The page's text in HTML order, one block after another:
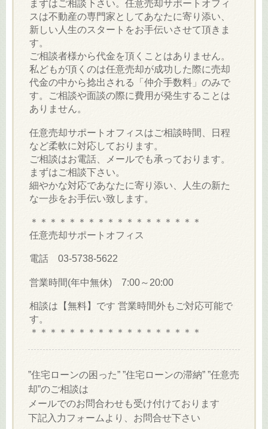
まずはご相談下さい。任意売却サポートオフィ
スは不動産の専門家としてあなたに寄り添い、
新しい人生のスタートをお手伝いさせて頂きま
す。
ご相談者様から代金を頂くことはありません。
私どもが頂くのは任意売却が成功した際に売却
代金の中から捻出される「仲介手数料」のみで
す。ご相談や面談の際に費用が発生することは
ありません。
任意売却サポートオフィスはご相談時間、日程
など柔軟に対応しております。
ご相談はお電話、メールでも承っております。
まずはご相談下さい。
細やかな対応であなたに寄り添い、人生の新た
な一歩をお手伝い致します。
＊＊＊＊＊＊＊＊＊＊＊＊＊＊＊＊＊＊
任意売却サポートオフィス
電話 03-5738-5622
営業時間(年中無休) 7:00～20:00
相談は【無料】です 営業時間外もご対応可能で
す。
＊＊＊＊＊＊＊＊＊＊＊＊＊＊＊＊＊＊
”住宅ローンの困った” ”住宅ローンの滞納” ”任意売
却”のご相談は
メールでのお問合わせも受け付けております
下記入力フォームより、お問合せ下さい